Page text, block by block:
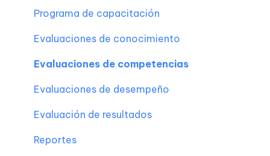
Preguntas frecuentes
Ausentismo laboral
Acto y condición inseguro
Reportes
Preguntas frecuentes
Programa de capacitación
Evaluaciones de conocimiento
Evaluaciones de competencias
Evaluaciones de desempeño
Evaluación de resultados
Reportes